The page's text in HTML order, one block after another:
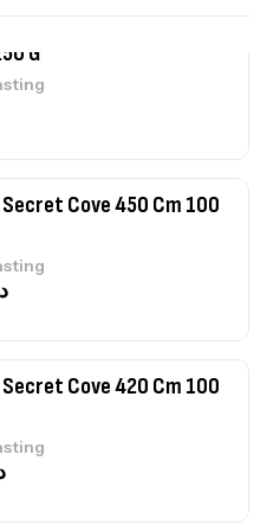
G
Cove 450 Cm 100
Cove 420 Cm 100